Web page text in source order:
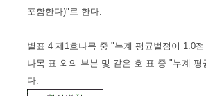
포함한다)"로 한다.
별표 4 제1호나목 중 "누계 평균벌점이 1.0
나목 표 외의 부분 및 같은 호 표 중 "누계
다.